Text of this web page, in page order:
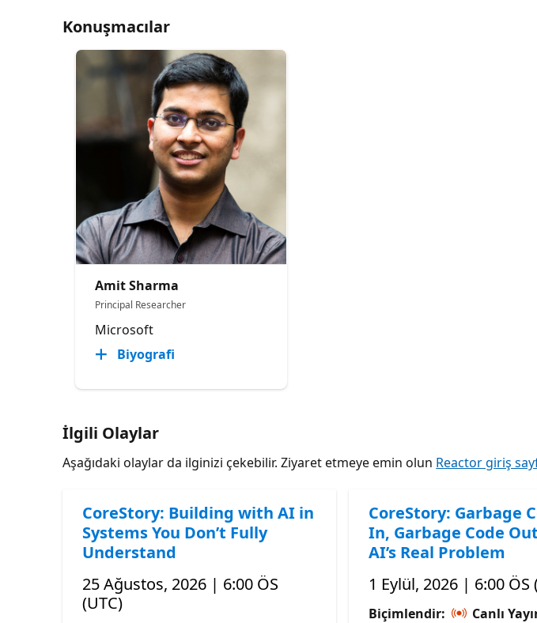
Konuşmacılar
Amit Sharma
Principal Researcher
Microsoft
Biyografi
İlgili Olaylar
Aşağıdaki olaylar da ilginizi çekebilir. Ziyaret etmeye emin olun Reactor giriş
CoreStory: Building with AI in
Systems You Don’t Fully
Understand
25 Ağustos, 2026 | 6:00 ÖS
(UTC)
CoreStory: Garbage
In, Garbage Code
AI’s Real Problem
1 Eylül, 2026 | 6:00 ÖS
Biçimlendir:
Canlı